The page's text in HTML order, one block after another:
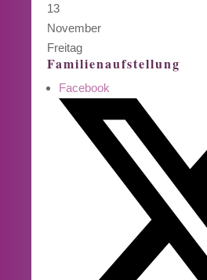
13
November
Freitag
Familienaufstellung
Facebook